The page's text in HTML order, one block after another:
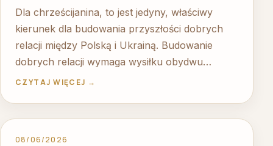
Dla chrześcijanina, to jest jedyny, właściwy
kierunek dla budowania przyszłości dobrych
relacji między Polską i Ukrainą. Budowanie
dobrych relacji wymaga wysiłku obydwu…
CZYTAJ WIĘCEJ →
08/06/2026